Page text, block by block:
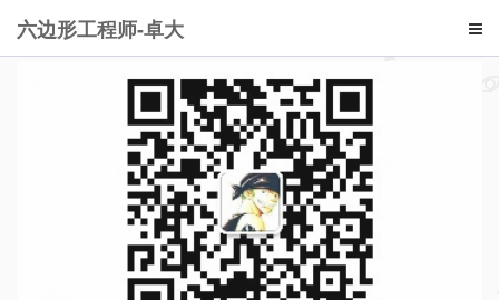
六边形工程师-卓大